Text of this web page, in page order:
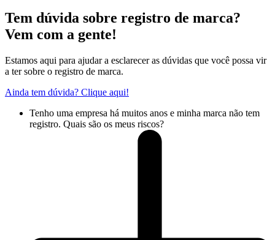
Tem dúvida sobre registro de marca?
Vem com a gente!
Estamos aqui para ajudar a esclarecer as dúvidas que você possa vir
a ter sobre o registro de marca.
Ainda tem dúvida? Clique aqui!
Tenho uma empresa há muitos anos e minha marca não tem
registro. Quais são os meus riscos?